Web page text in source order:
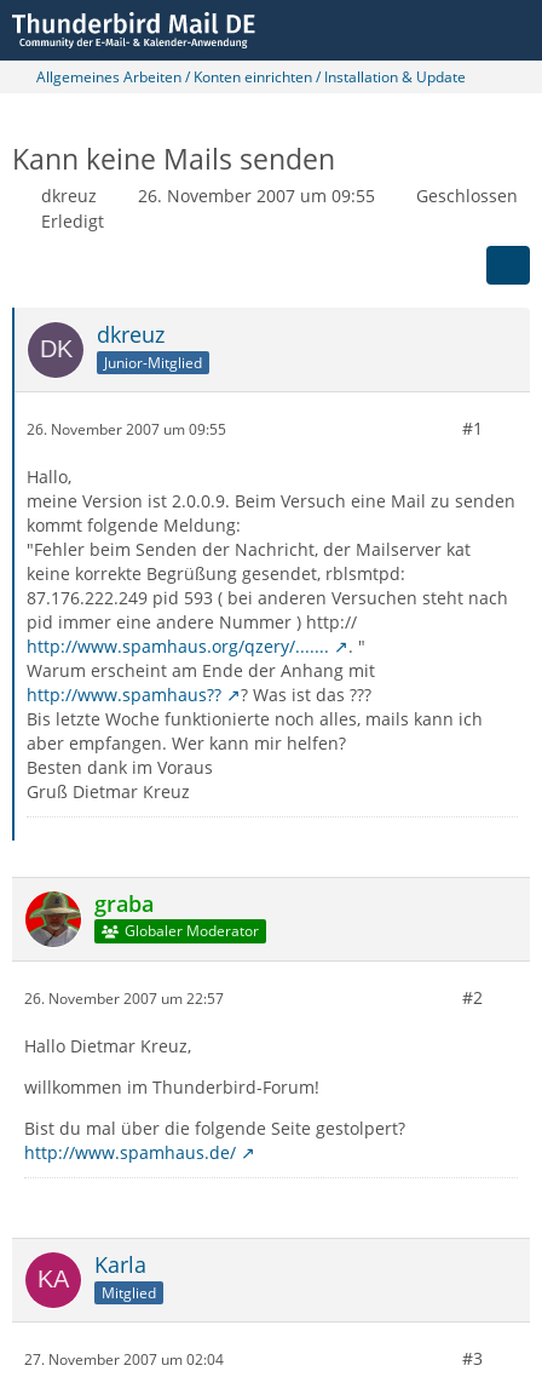
Allgemeines Arbeiten / Konten einrichten / Installation & Update
Kann keine Mails senden
dkreuz 26. November 2007 um 09:55
Geschlossen
Erledigt
dkreuz
Junior-Mitglied
26. November 2007 um 09:55 #1
Hallo,
meine Version ist 2.0.0.9. Beim Versuch eine Mail zu senden
kommt folgende Meldung:
"Fehler beim Senden der Nachricht, der Mailserver kat
keine korrekte Begrüßung gesendet, rblsmtpd:
87.176.222.249 pid 593 ( bei anderen Versuchen steht nach
pid immer eine andere Nummer ) http://
http://www.spamhaus.org/qzery/.......
. "
Warum erscheint am Ende der Anhang mit
http://www.spamhaus??
? Was ist das ???
Bis letzte Woche funktionierte noch alles, mails kann ich
aber empfangen. Wer kann mir helfen?
Besten dank im Voraus
Gruß Dietmar Kreuz
graba
Globaler Moderator
26. November 2007 um 22:57 #2
Hallo Dietmar Kreuz,
willkommen im Thunderbird-Forum!
Bist du mal über die folgende Seite gestolpert?
http://www.spamhaus.de/
Karla
Mitglied
27. November 2007 um 02:04 #3